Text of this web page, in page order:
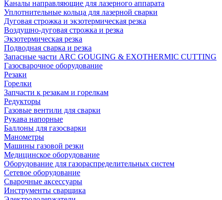
Каналы направляющие для лазерного аппарата
Уплотнительные кольца для лазерной сварки
Дуговая строжка и экзотермическая резка
Воздушно-дуговая строжка и резка
Экзотермическая резка
Подводная сварка и резка
Запасные части ARC GOUGING & EXOTHERMIC CUTTING
Газосварочное оборудование
Резаки
Горелки
Запчасти к резакам и горелкам
Редукторы
Газовые вентили для сварки
Рукава напорные
Баллоны для газосварки
Манометры
Машины газовой резки
Медицинское оборудование
Оборудование для газораспределительных систем
Сетевое оборудование
Сварочные аксессуары
Инструменты сварщика